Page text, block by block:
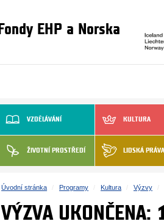
Fondy EHP a Norska
VZDĚLÁVÁNÍ KULTURA
ŽIVOTNÍ PROSTŘEDÍ LIDSKÁ PRÁVA
Úvodní stránka Programy Kultura Výzvy
VÝZVA